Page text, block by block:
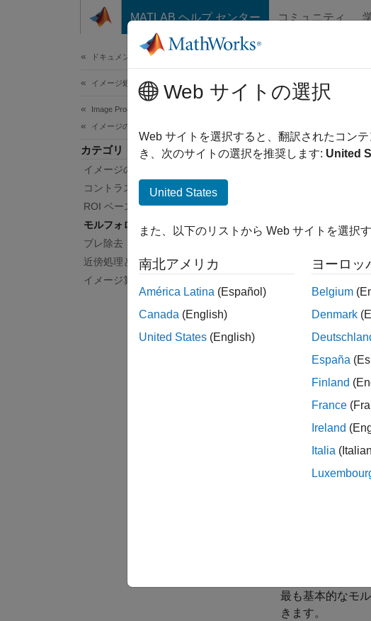
コンテンツへスキップ
MATLAB ヘルプ センター コミュニティ
ドキュメンテーションのホーム
イメージ処理とコンピューター ビジョン
Image Processing Toolbox
イメージのフィルター処理と強調
カテゴリ
イメージのフィルター処理
コントラストの調整
ROI ベース処理
モルフォロジー演算
ブレ除去
近傍処理とブロック処理
イメージ算術
モルフォ
膨張、収縮、復
"モルフォロジー
では、イメージ
関数
モルフォ
モルフォ
構造化要
ルックア
バイナリ
モルフォロジ
最も基本的なモ
きます。
Web サイトの選択
Web サイトを選択すると、翻訳されたコン
き、次のサイトの選択を推奨します: United
United States
また、以下のリストから Web サイトを選択
南北アメリカ
América Latina (Español)
Canada (English)
United States (English)
ヨーロッ
Belgium
Denmark
España
Finland
France
Ireland
Italia